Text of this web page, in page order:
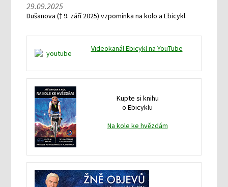
29.09.2025
Dušanova († 9. září 2025) vzpomínka na kolo a Ebicykl.
Videokanál Ebicykl na YouTube
Kupte si knihu
o Ebicyklu
Na kole ke hvězdám